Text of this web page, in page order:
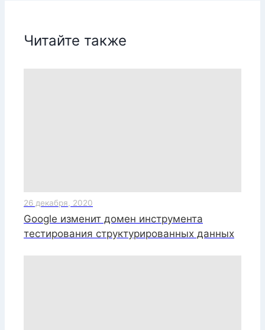
Читайте также
26 декабря, 2020
Google изменит домен инструмента
тестирования структурированных данных